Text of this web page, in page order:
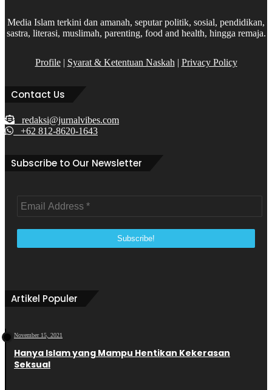
Media Islam terkini dan amanah, seputar politik, sosial, pendidikan,
sastra, literasi, muslimah, parenting, food and health, hingga remaja.
Profile| Syarat & Ketentuan Naskah | Privacy Policy
Contact Us
redaksi@jurnalvibes.com
+62 812-8620-1643
Subscribe to Our Newsletter
Artikel Populer
November 15, 2021
Hanya Islam yang Mampu Hentikan Kekerasan
Seksual